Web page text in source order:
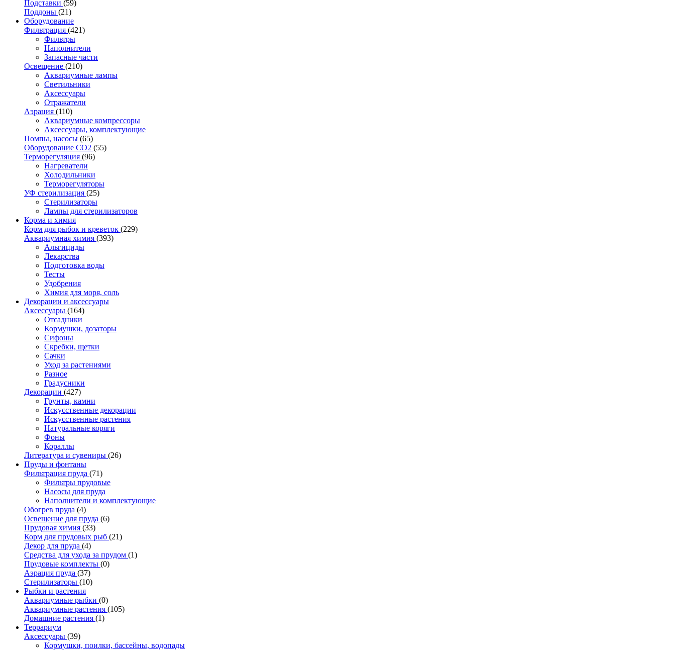
Подставки (59)
Поддоны (21)
Оборудование
Фильтрация (421)
Фильтры
Наполнители
Запасные части
Освещение (210)
Аквариумные лампы
Светильники
Аксессуары
Отражатели
Аэрация (110)
Аквариумные компрессоры
Аксессуары, комплектующие
Помпы, насосы (65)
Оборудование CO2 (55)
Терморегуляция (96)
Нагреватели
Холодильники
Терморегуляторы
УФ стерилизация (25)
Стерилизаторы
Лампы для стерилизаторов
Корма и химия
Корм для рыбок и креветок (229)
Аквариумная химия (393)
Альгициды
Лекарства
Подготовка воды
Тесты
Удобрения
Химия для моря, соль
Декорации и аксессуары
Аксессуары (164)
Отсадники
Кормушки, дозаторы
Сифоны
Скребки, щетки
Сачки
Уход за растениями
Разное
Градусники
Декорации (427)
Грунты, камни
Искусственные декорации
Искусственные растения
Натуральные коряги
Фоны
Кораллы
Литература и сувениры (26)
Пруды и фонтаны
Фильтрация пруда (71)
Фильтры прудовые
Насосы для пруда
Наполнители и комплектующие
Обогрев пруда (4)
Освещение для пруда (6)
Прудовая химия (33)
Корм для прудовых рыб (21)
Декор для пруда (4)
Средства для ухода за прудом (1)
Прудовые комплекты (0)
Аэрация пруда (37)
Стерилизаторы (10)
Рыбки и растения
Аквариумные рыбки (0)
Аквариумные растения (105)
Домашние растения (1)
Террариум
Аксессуары (39)
Кормушки, поилки, бассейны, водопады